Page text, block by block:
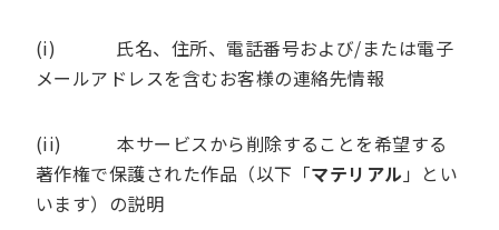
(i) 氏名、住所、電話番号および/または電子
メールアドレスを含むお客様の連絡先情報
(ii) 本サービスから削除することを希望する
著作権で保護された作品（以下「マテリアル 」とい
います）の説明